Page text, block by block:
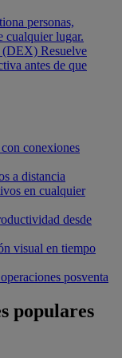
personas,
cualquier lugar.
(DEX) Resuelve
antes de que
conexiones
a distancia
en cualquier
desde
visual en tiempo
posventa
populares